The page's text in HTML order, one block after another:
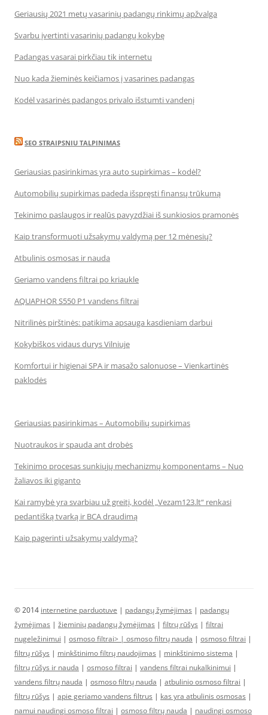
Geriausių 2021 metų vasarinių padangų rinkimų apžvalga
Svarbu įvertinti vasarinių padangų kokybę
Padangas vasarai pirkčiau tik internetu
Nuo kada žieminės keičiamos į vasarines padangas
Kodėl vasarinės padangos privalo išstumti vandenį
SEO STRAIPSNIU TALPINIMAS
Geriausias pasirinkimas yra auto supirkimas – kodėl?
Automobilių supirkimas padeda išspręsti finansų trūkumą
Tekinimo paslaugos ir realūs pavyzdžiai iš sunkiosios pramonės
Kaip transformuoti užsakymų valdymą per 12 mėnesių?
Atbulinis osmosas ir nauda
Geriamo vandens filtrai po kriaukle
AQUAPHOR S550 P1 vandens filtrai
Nitrilinės pirštinės: patikima apsauga kasdieniam darbui
Kokybiškos vidaus durys Vilniuje
Komfortui ir higienai SPA ir masažo salonuose – Vienkartinės
paklodės
Geriausias pasirinkimas – Automobilių supirkimas
Nuotraukos ir spauda ant drobės
Tekinimo procesas sunkiųjų mechanizmų komponentams – Nuo
žaliavos iki giganto
Kai ramybė yra svarbiau už greitį, kodėl „Vezam123.lt“ renkasi
pedantišką tvarką ir BCA draudimą
Kaip pagerinti užsakymų valdymą?
© 2014 internetine parduotuve | padangų žymėjimas | padangų
žymėjimas | žieminių padangų žymėjimas | filtrų rūšys | filtrai
nugeležinimui | osmoso filtrai> | osmoso filtrų nauda | osmoso filtrai |
filtrų rūšys | minkštinimo filtrų naudojimas | minkštinimo sistema |
filtrų rūšys ir nauda | osmoso filtrai | vandens filtrai nukalkinimui |
vandens filtrų nauda | osmoso filtrų nauda | atbulinio osmoso filtrai |
filtrų rūšys | apie geriamo vandens filtrus | kas yra atbulinis osmosas |
namui naudingi osmoso filtrai | osmoso filtrų nauda | naudingi osmoso